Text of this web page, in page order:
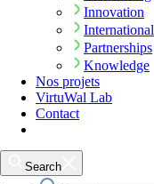
Innovation
International
Partnerships
Knowledge
Nos projets
VirtuWal Lab
Contact
Search